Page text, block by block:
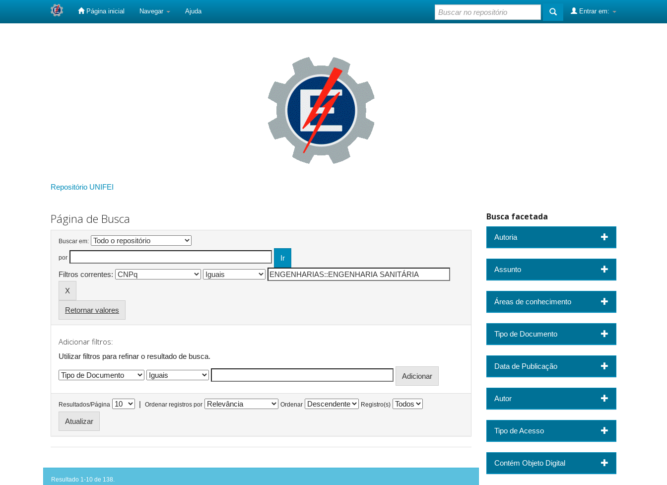
Página inicial Navegar Ajuda Entrar em:
Repositório UNIFEI
Página de Busca
Buscar em:
por
Filtros correntes:
Retornar valores
Adicionar filtros:
Utilizar filtros para refinar o resultado de busca.
Resultados/Página | Ordenar registros por Ordenar Registro(s)
Resultado 1-10 de 138.
Busca facetada
Autoria
Assunto
Áreas de conhecimento
Tipo de Documento
Data de Publicação
Autor
Tipo de Acesso
Contém Objeto Digital